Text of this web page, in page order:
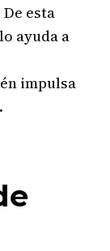
esta
ayuda a
impulsa